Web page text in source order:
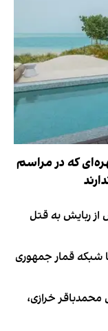
کریستیانو؛ ۱۰ چهره‌ای که در مراسم
ربایش به قتل
شبکه قمار جمهوری
خرازی،